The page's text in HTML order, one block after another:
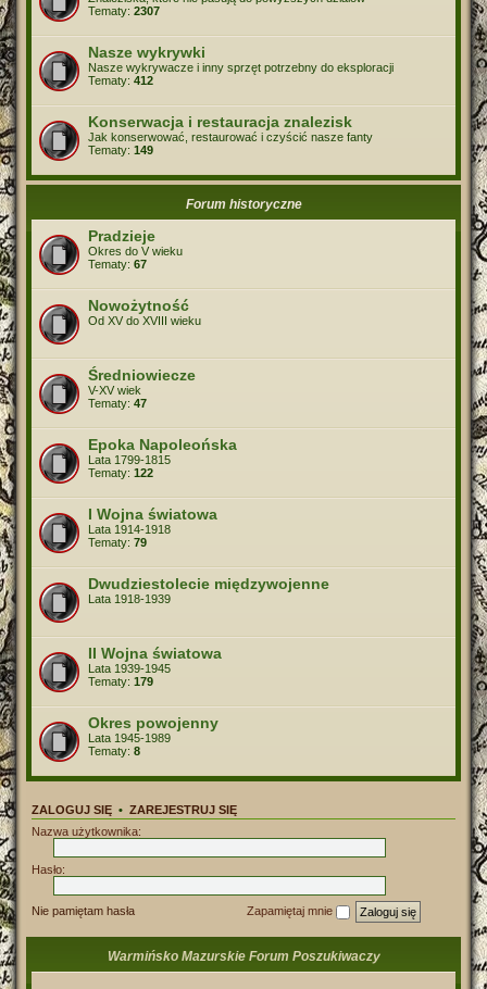
Tematy: 2307
Nasze wykrywki
Nasze wykrywacze i inny sprzęt potrzebny do eksploracji
Tematy: 412
Konserwacja i restauracja znalezisk
Jak konserwować, restaurować i czyścić nasze fanty
Tematy: 149
Forum historyczne
Pradzieje
Okres do V wieku
Tematy: 67
Nowożytność
Od XV do XVIII wieku
Średniowiecze
V-XV wiek
Tematy: 47
Epoka Napoleońska
Lata 1799-1815
Tematy: 122
I Wojna światowa
Lata 1914-1918
Tematy: 79
Dwudziestolecie międzywojenne
Lata 1918-1939
II Wojna światowa
Lata 1939-1945
Tematy: 179
Okres powojenny
Lata 1945-1989
Tematy: 8
ZALOGUJ SIĘ • ZAREJESTRUJ SIĘ
Nazwa użytkownika:
Hasło:
Nie pamiętam hasła Zapamiętaj mnie
Warmińsko Mazurskie Forum Poszukiwaczy